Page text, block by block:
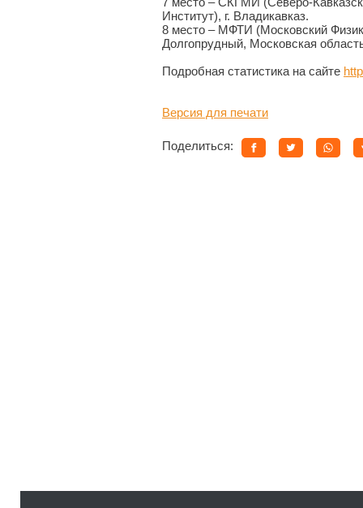
Институт), г. Владикавказ.
8 место – МФТИ (Московский
Долгопрудный, Московская
Подробная статистика на сайте
Версия для печати
Поделиться: